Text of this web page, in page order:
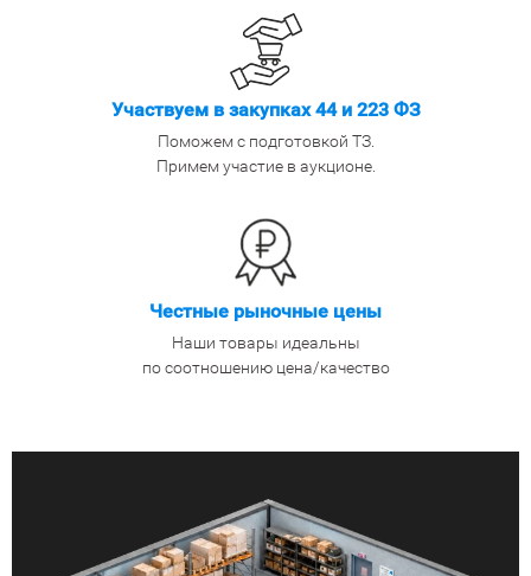
Участвуем в закупках 44 и 223 ФЗ
Поможем с подготовкой ТЗ.
Примем участие в аукционе.
Честные рыночные цены
Наши товары идеальны
по соотношению цена/качество